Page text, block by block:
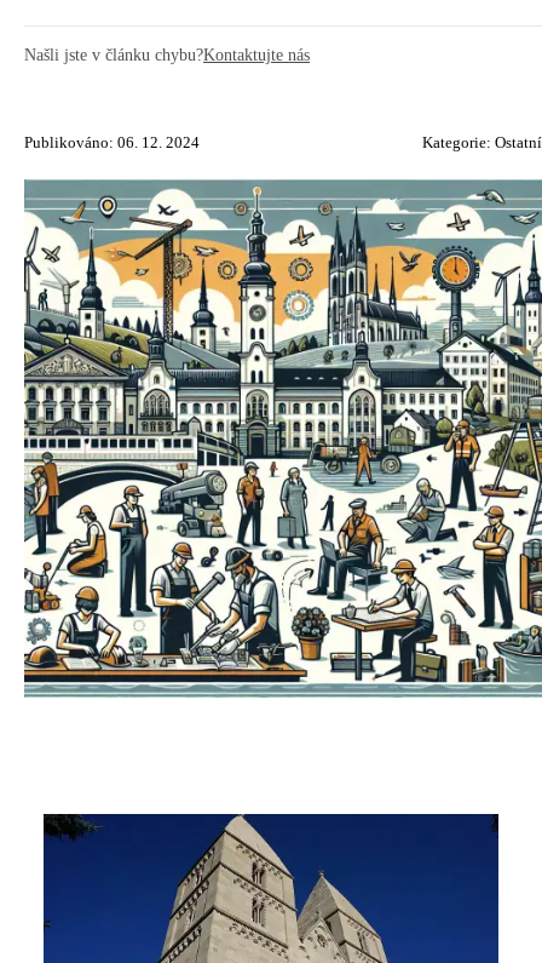
Našli jste v článku chybu?Kontaktujte nás
Publikováno: 06. 12. 2024 Kategorie: Ostatní